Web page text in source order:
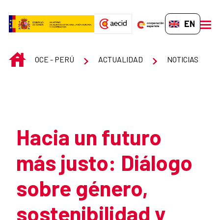
EN-GB
INICIOOCE - PERÚ ACTUALIDAD NOTICIAS
Hacia un futuro
más justo: Diálogo
sobre género,
sostenibilidad y